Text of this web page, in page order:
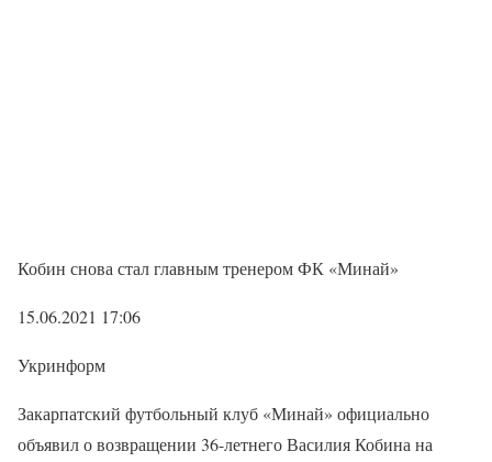
Кобин снова стал главным тренером ФК «Минай»
15.06.2021 17:06
Укринформ
Закарпатский футбольный клуб «Минай» официально
объявил о возвращении 36-летнего Василия Кобина на